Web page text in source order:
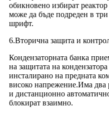
обикновено избират
може да бъде подреден в
шрифт.
6.Вторична защита и
Кондензаторната банка
на защитата на
инсталирано на предната
високо напрежение.Има
и дистанционно
блокират взаимно.